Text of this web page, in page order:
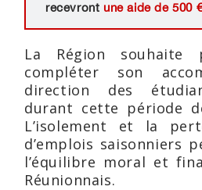
recevront une aide de 500
La Région souhaite
compléter son
direction des
durant cette période
L’isolement et la
d’emplois saisonniers
l’équilibre moral et
Réunionnais.